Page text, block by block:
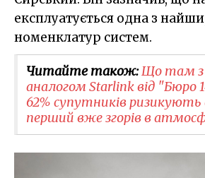
експлуатується одна з
номенклатур систем.
Читайте також:Що там з
аналогом Starlink від "Бюро
62% супутників
перший вже згорів в